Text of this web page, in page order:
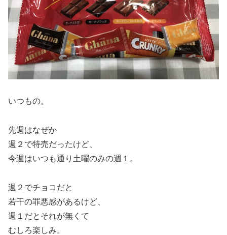
いつもの。
先週はなぜか
週２で特売だったけど、
今週はいつも通り土曜のみの週１。
週２でチョコだと
若干の罪悪感があるけど、
週１だとそれが無くて
むしろ楽しみ。